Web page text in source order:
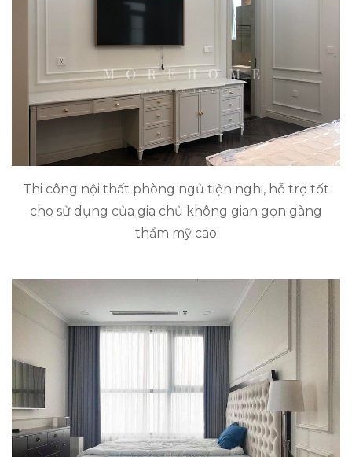
Thi công nội thất phòng ngủ tiện nghi, hỗ trợ tốt
cho sử dụng của gia chủ không gian gọn gàng
thẩm mỹ cao